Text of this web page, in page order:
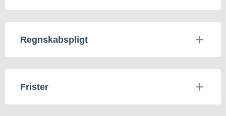
Regnskabspligt
Frister